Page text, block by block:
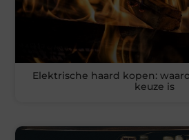
Elektrische haard kopen:
keuze is